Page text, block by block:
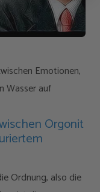
Emotionen,
Wasser auf
Orgonit
Ordnung, also die